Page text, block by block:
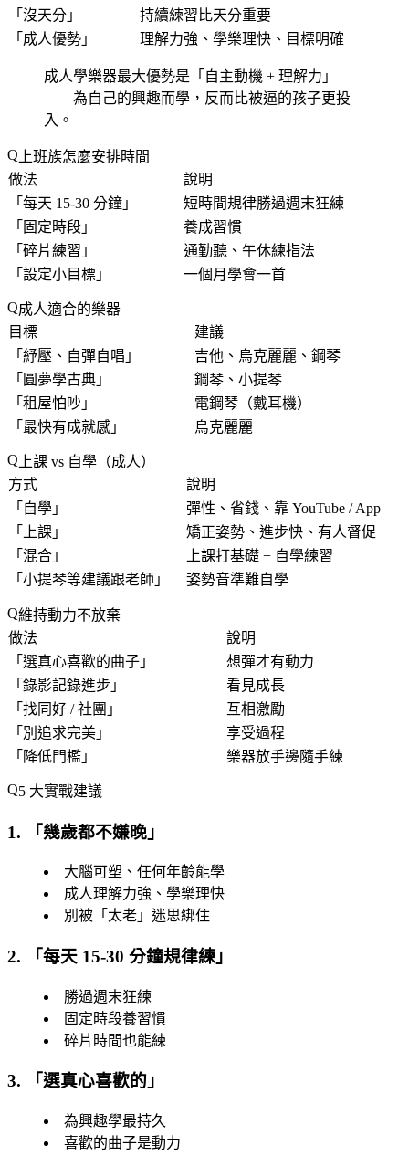
「 沒天分 」
持續練習比天分重要
「 成人優勢 」 理解力強、學樂理快、目標明確
成人學樂器最大優勢是「 自主動機 + 理解力 」
——為自己的興趣而學，反而比被逼的孩子更投
入。
上班族怎麼安排時間
做法
說明
「 每天 15-30 分鐘 」
短時間規律勝過週末狂練
「 固定時段 」
養成習慣
「 碎片練習 」
通勤聽、午休練指法
「 設定小目標 」 一個月學會一首
成人適合的樂器
目標
建議
「 紓壓、自彈自唱 」
吉他、烏克麗麗、鋼琴
「 圓夢學古典 」
鋼琴、小提琴
「 租屋怕吵 」
電鋼琴（戴耳機）
「 最快有成就感 」 烏克麗麗
上課 vs 自學（成人）
方式
說明
「 自學 」
彈性、省錢、靠 YouTube / App
「
上課 」
矯正姿勢、進步快、有人督促
「 混合 」
上課打基礎 + 自學練習
「 小提琴等建議跟老師 」 姿勢音準難自學
維持動力不放棄
做法
說明
「 選真心喜歡的曲子 」
想彈才有動力
「 錄影記錄進步 」
看見成長
「 找同好 / 社團 」
互相激勵
「 別追求完美 」
享受過程
「 降低門檻 」 樂器放手邊隨手練
5 大實戰建議
1. 「幾歲都不嫌晚 」
大腦可塑、任何年齡能學
成人理解力強、學樂理快
別被「太老」迷思綁住
2. 「每天 15-30 分鐘規律練 」
勝過週末狂練
固定時段養習慣
碎片時間也能練
3. 「選真心喜歡的 」
為興趣學最持久
喜歡的曲子是動力